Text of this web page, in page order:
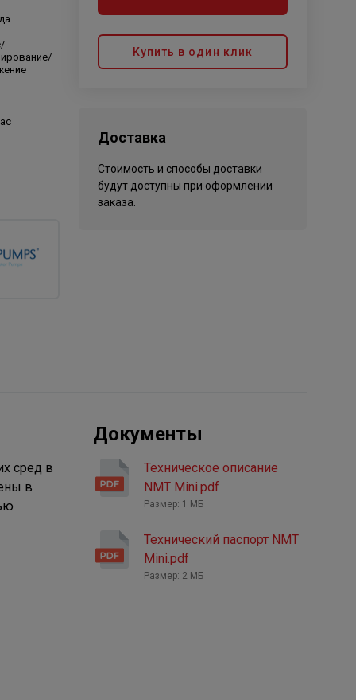
Купить в один клик
Доставка
Стоимость и способы доставки
будут доступны при оформлении
заказа.
сред в
в
Документы
Техническое описание
NMT Mini.pdf
Размер: 1 МБ
Технический паспорт NMT
Mini.pdf
Размер: 2 МБ